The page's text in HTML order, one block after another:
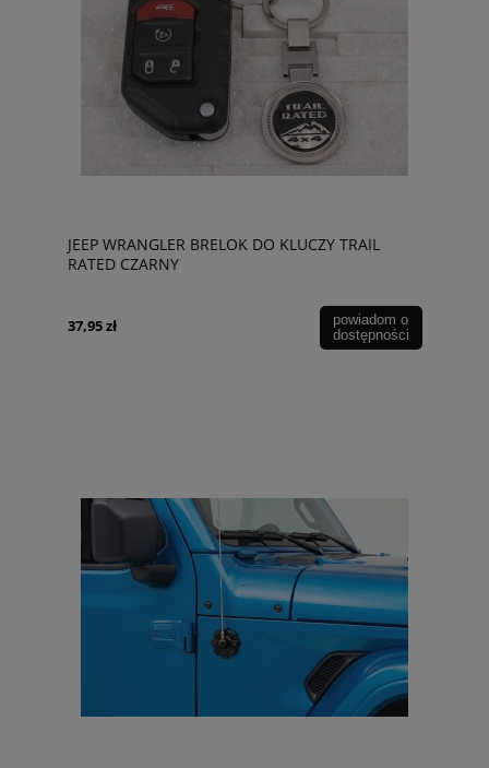
JEEP WRANGLER BRELOK DO KLUCZY TRAIL
RATED CZARNY
37,95 zł
powiadom o
dostępności